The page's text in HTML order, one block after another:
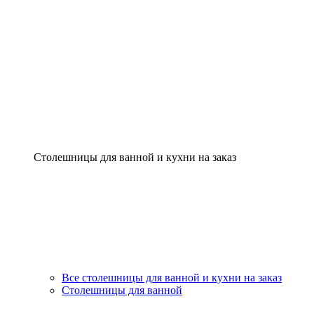
Столешницы для ванной и кухни на заказ
Все столешницы для ванной и кухни на заказ
Столешницы для ванной